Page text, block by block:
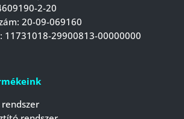
2-20
20-09-069160
11731018-29900813-00000000